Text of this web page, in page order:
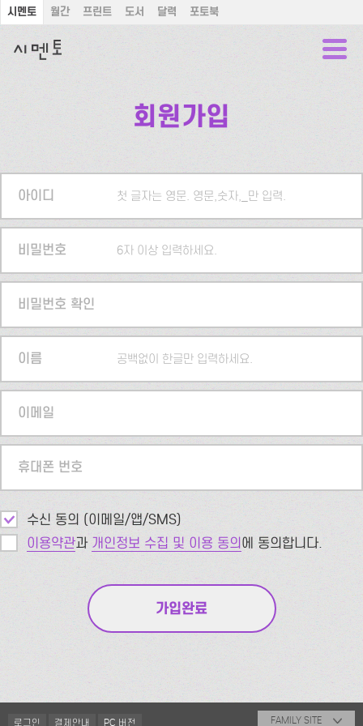
시멘토 월간 프린트 도서 달력 포토북
회원가입
아이디 첫 글자는 영문. 영문,숫자,_만 입력.
비밀번호 6자 이상 입력하세요.
비밀번호 확인
이름 공백없이 한글만 입력하세요.
이메일
휴대폰 번호
수신 동의 (이메일/앱/SMS)
이용약관과 개인정보 수집 및 이용 동의에 동의합니다.
로그인 결제안내 PC 버전 FAMILY SITE